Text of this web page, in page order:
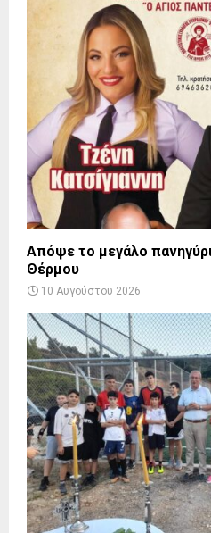
Απόψε το μεγάλο
Θέρμου
10 Αυγούστου 2026